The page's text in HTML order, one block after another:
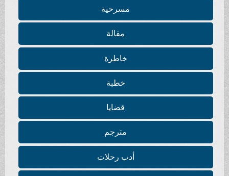
مسرحية
مقالة
خاطرة
خطبة
قضايا
مترجم
أدب رحلات